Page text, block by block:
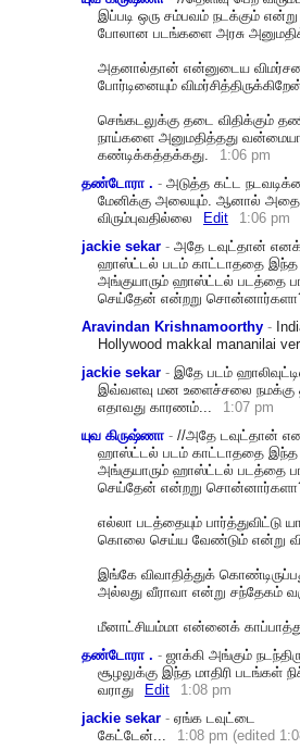
இப்படி ஒரு சம்பவம் நடக்கும்
போலான படங்களை அரசு
அதனால்தான் என்னுடைய
போர்டினையும்
செங்கடலுக்கு தடை விதிக்கும்
நாய்களை அனுமதித்தது
கண்டிக்கத்தக்கது.
1:06 pm
தண்டோரா . - அடுத்த கட்ட
மேனிக்கு அலையும். ஆனால் அதை
விரும்புவதில்லை
Edit
1:06 pm
jackie sekar - அதே டவுட்தான்
ஹாஸ்ட்டல் படம் காட்டாததை இந்த
அங்குயாரும் ஹாஸ்ட்டல் படத்தை
செய்தேன் என்றறு
Aravindan Krishnamoorthy -
Hollywood makkal mananilai
jackie sekar - இதே படம்
இவ்வளவு மன உளைச்சலை நமக்கு
எதாவது காரணம்...
1:07 pm
யுவ கிருஷ்ணா - //அதே டவுட்தான்
ஹாஸ்ட்டல் படம் காட்டாததை இந்த
அங்குயாரும் ஹாஸ்ட்டல் படத்தை
செய்தேன் என்றறு
எல்லா படத்தையும் பார்த்துவிட்டு
கொலை செய்ய வேண்டும் என்று
இங்கே விவாதித்துக்
அல்லது வீராவா என்று சந்தேகம்
மீனாட்சியம்மா என்னைக்
தண்டோரா . - ஜாக்கி அங்கும்
சூழலுக்கு இந்த மாதிரி படங்கள்
வராது
Edit
1:08 pm
jackie sekar - ஏங்க டவுட்டை
கேட்டேன்...
1:08 pm (edited